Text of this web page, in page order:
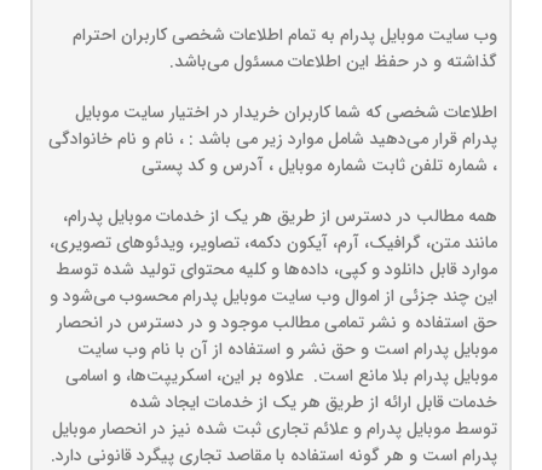
وب سایت موبایل پدرام به تمام اطلاعات شخصی کاربران احترام
گذاشته و در حفظ این اطلاعات مسئول می‌باشد.
اطلاعات شخصی که شما کاربران خریدار در اختیار سایت موبایل
پدرام قرار می‌دهید شامل موارد زیر می باشد : ، نام و نام خانوادگی
، شماره تلفن ثابت شماره موبایل ، آدرس و کد پستی
همه مطالب در دسترس از طریق هر یک از خدمات موبایل پدرام،
مانند متن، گرافیک، آرم، آیکون دکمه، تصاویر، ویدئوهای تصویری،
موارد قابل دانلود و کپی، داده‌ها و کلیه محتوای تولید شده توسط
این چند جزئی از اموال وب سایت موبایل پدرام محسوب می‏‌شود و
حق استفاده و نشر تمامی مطالب موجود و در دسترس در انحصار
موبایل پدرام است و حق نشر و استفاده از آن با نام وب سایت
موبایل پدرام بلا مانع است. علاوه بر این، اسکریپت‌ها، و اسامی
خدمات قابل ارائه از طریق هر یک از خدمات ایجاد شده
توسط موبایل پدرام و علائم تجاری ثبت شده نیز در انحصار موبایل
پدرام است و هر گونه استفاده با مقاصد تجاری پیگرد قانونی دارد.